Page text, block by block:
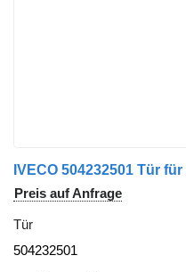
Preis auf Anfrage
Tür
504232501